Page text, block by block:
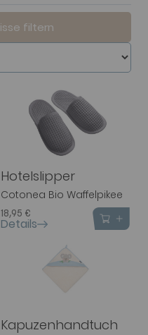
Hotelslipper
Cotonea Bio Waffelpikee
18,95 €
Details
Kapuzenhandtuch